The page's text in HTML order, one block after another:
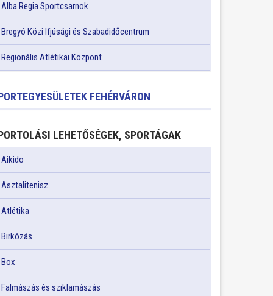
Alba Regia Sportcsarnok
Bregyó Közi Ifjúsági és Szabadidőcentrum
Regionális Atlétikai Központ
FEHÉRVÁRON
LEHETŐSÉGEK, SPORTÁGAK
Aikido
Asztalitenisz
Atlétika
Birkózás
Box
Falmászás és sziklamászás